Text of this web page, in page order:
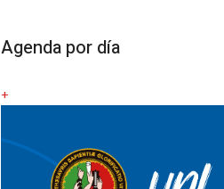
Agenda por día
+